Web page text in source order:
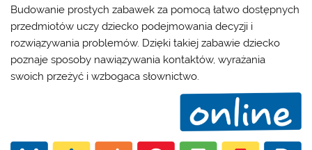
Budowanie prostych zabawek za pomocą łatwo dostępnych
przedmiotów uczy dziecko podejmowania decyzji i
rozwiązywania problemów. Dzięki takiej zabawie dziecko
poznaje sposoby nawiązywania kontaktów, wyrażania
swoich przeżyć i wzbogaca słownictwo.